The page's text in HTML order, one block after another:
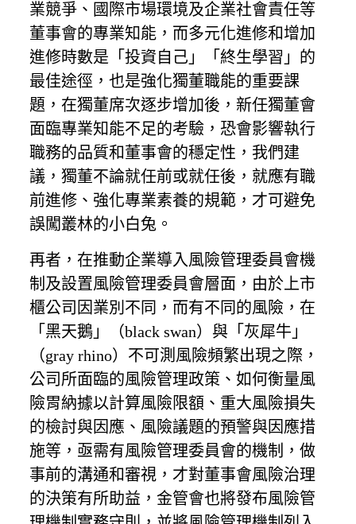
業競爭、國際市場環境及企業社會責任等
董事會的專業知能，而多元化進修和增加
進修時數是「投資自己」「終生學習」的
最佳途徑，也是強化獨董職能的重要課
題，在獨董席次逐步增加後，新任獨董會
面臨專業知能不足的考驗，恐會影響執行
職務的品質和董事會的穩定性，我們建
議，獨董不論就任前或就任後，就應有職
前進修、強化專業素養的規範，才可避免
誤闖叢林的小白兔。
再者，在推動企業導入風險管理委員會機
制及設置風險管理委員會層面，由於上市
櫃公司因業別不同，而有不同的風險，在
「黑天鵝」（black swan）與「灰犀牛」
（gray rhino）不可測風險頻繁出現之際，
公司所面臨的風險管理政策、如何衡量風
險胃納據以計算風險限額、重大風險損失
的檢討與因應、風險議題的預警與因應措
施等，亟需有風險管理委員會的機制，做
事前的溝通和審視，才對董事會風險治理
的決策有所助益，金管會也將發布風險管